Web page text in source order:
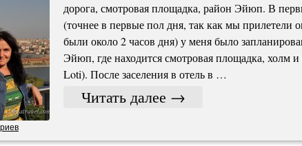
дорога, смотровая площадка, район Эйюп. В
(точнее в первые пол дня, так как мы прилетели
были около 2 часов дня) у меня было
Эйюп, где находится смотровая площадка, холм
Loti). После заселения в отель в …
Читать далее →